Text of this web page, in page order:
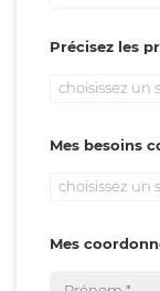
Précisez les
choisissez un
Mes besoins
choisissez un
Mes